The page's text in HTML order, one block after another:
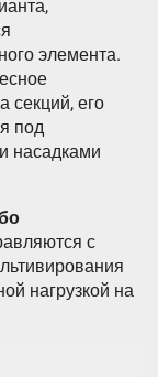
элемента.
секций, его
под
насадками
с
нагрузкой на